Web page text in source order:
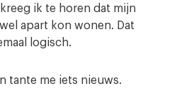
ik te horen dat mijn
apart kon wonen. Dat
logisch.
tante me iets nieuws.